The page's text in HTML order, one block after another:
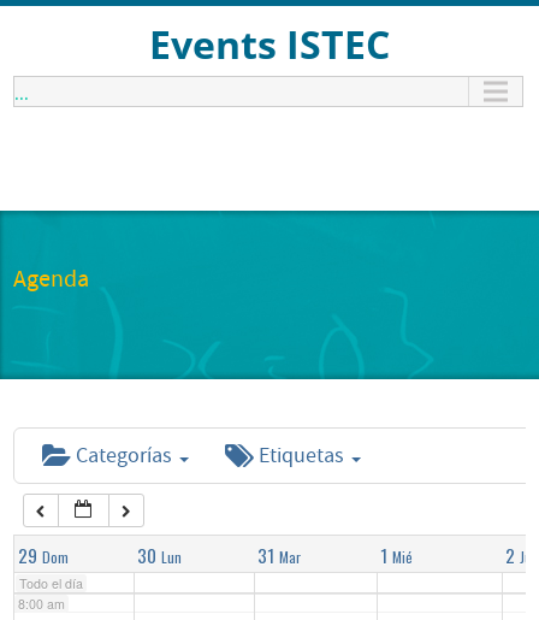
Events ISTEC
...
Agenda
Categorías Etiquetas
29 Dom 30 Lun 31 Mar 1 Mié 2 Jue
Todo el día
1:00 am
6:00 am
7:00 am
8:00 am